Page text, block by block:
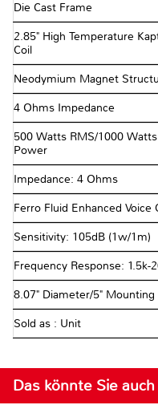
Die Cast Frame
2.85" High Temperature
Coil
Neodymium Magnet
4 Ohms Impedance
500 Watts RMS/1000
Power
Impedance: 4 Ohms
Ferro Fluid Enhanced Voice
Sensitivity: 105dB (1w/1m)
Frequency Response: 1.5k-
8.07" Diameter/5" Mounting
Sold as : Unit
Das könnte Sie